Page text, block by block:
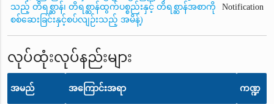
သည့် တိရစ္ဆာန်၊ တိရစ္ဆာန်ထွက်ပစ္စည်းနှင့် တိရစ္ဆာန်အစာကို
စစ်ဆေးခြင်းနှင့်စပ်လျဉ်းသည့် အမိန့်)
Notification
လုပ်ထုံးလုပ်နည်းများ
အမည် အကြောင်းအရာ ကဏ္ဍ